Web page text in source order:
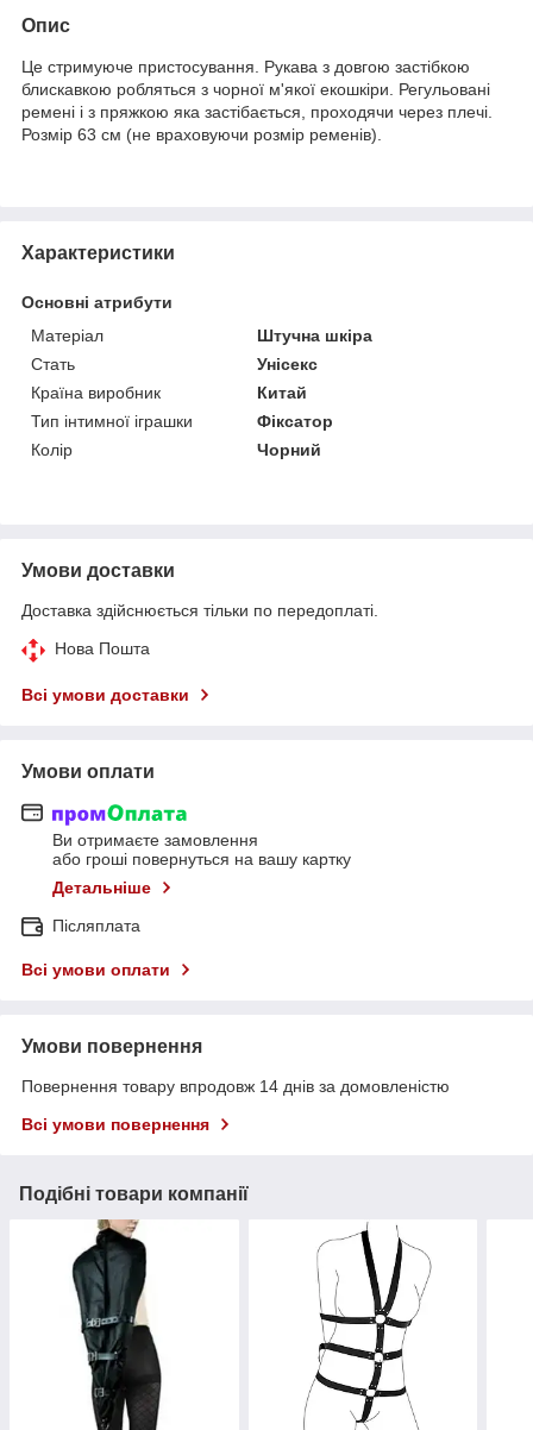
Опис
Це стримуюче пристосування. Рукава з довгою застібкою
блискавкою робляться з чорної м'якої екошкіри. Регульовані
ремені і з пряжкою яка застібається, проходячи через плечі.
Розмір 63 см (не враховуючи розмір ременів).
Характеристики
Основні атрибути
Матеріал
Штучна шкіра
Стать
Унісекс
Країна виробник
Китай
Тип інтимної іграшки
Фіксатор
Колір
Чорний
Умови доставки
Доставка здійснюється тільки по передоплаті.
Нова Пошта
Всі умови доставки
Умови оплати
Ви отримаєте замовлення
або гроші повернуться на вашу картку
Детальніше
Післяплата
Всі умови оплати
Умови повернення
Повернення товару впродовж 14 днів за домовленістю
Всі умови повернення
Подібні товари компанії